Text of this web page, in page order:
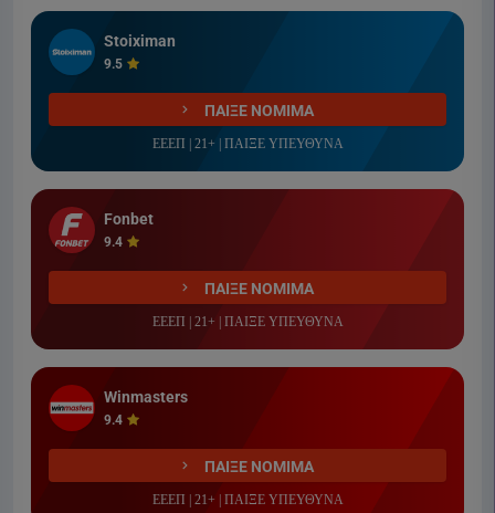
Stoiximan
9.5
ΠΑΙΞΕ ΝΟΜΙΜΑ
ΕΕΕΠ | 21+ | ΠΑΙΞΕ ΥΠΕΥΘΥΝΑ
Fonbet
9.4
ΠΑΙΞΕ ΝΟΜΙΜΑ
ΕΕΕΠ | 21+ | ΠΑΙΞΕ ΥΠΕΥΘΥΝΑ
Winmasters
9.4
ΠΑΙΞΕ ΝΟΜΙΜΑ
ΕΕΕΠ | 21+ | ΠΑΙΞΕ ΥΠΕΥΘΥΝΑ